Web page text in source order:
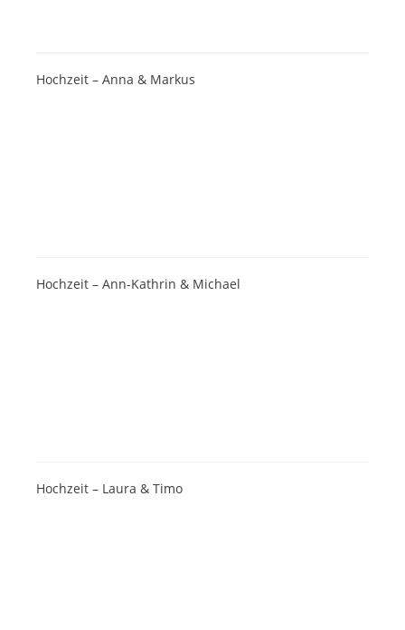
Hochzeit – Anna & Markus
Hochzeit – Ann-Kathrin & Michael
Hochzeit – Laura & Timo